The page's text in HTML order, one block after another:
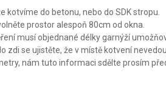
kotvíme do betonu, nebo do SDK stropu.
prostor alespoň 80cm od okna.
musí objednané délky garnýží
zdi se ujistěte, že v místě kotvení
nám tuto informaci sdělte prosím